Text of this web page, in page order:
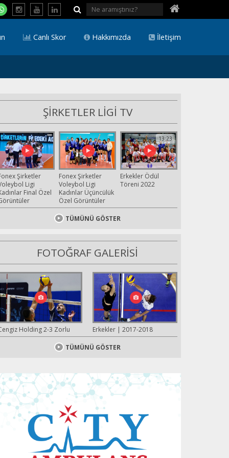
İletişim
Hakkımızda
Canlı Skor
ŞİRKETLER LİGİ TV
Şirketler
Ligi
Final Özel
Fonex Şirketler
Voleybol Ligi
Kadınlar Üçüncülük
Özel Görüntüler
Erkekler Ödül
Töreni 2022
13:23
TÜMÜNÜ GÖSTER
FOTOĞRAF GALERİSİ
Holding 2-3 Zorlu Erkekler | 2017-2018
TÜMÜNÜ GÖSTER